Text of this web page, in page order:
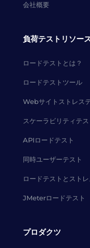
会社概要
負荷テストリソー
ロードテストとは？
ロードテストツール
Webサイトストレス
スケーラビリティテス
APIロードテスト
同時ユーザーテスト
ロードテストとストレ
JMeterロードテスト
プロダクツ